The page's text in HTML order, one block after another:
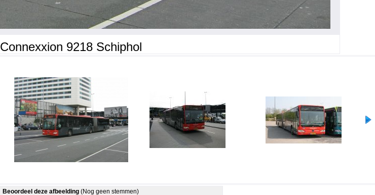
Connexxion 9218 Schiphol
Beoordeel deze afbeelding (Nog geen stemmen)